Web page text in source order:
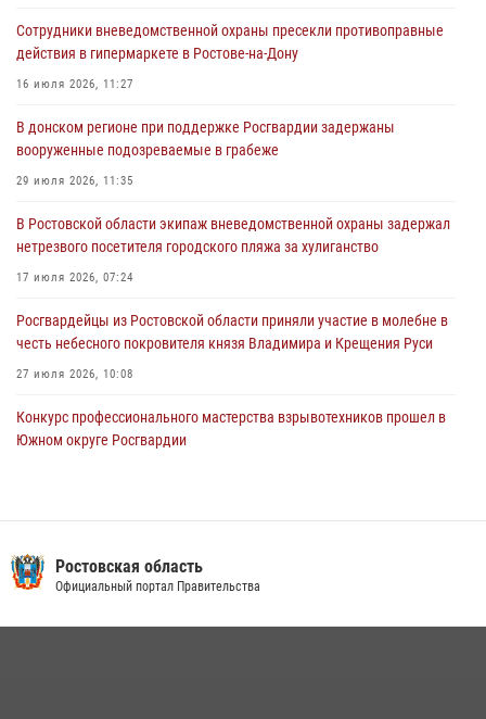
17 июля 2026, 07:24
Сотрудники вневедомственной охраны пресекли противоправные
16 июля 2026, 11:27
Конкурс профессионального мастерства взрывотехников прошел в
Сотрудники вневедомственной охраны пресекли противоправные
действия в гипермаркете в Ростове-на-Дону
16 июля 2026, 11:27
В донском регионе при поддержке Росгвардии задержаны
вооруженные подозреваемые в грабеже
29 июля 2026, 11:35
В Ростовской области экипаж вневедомственной охраны задержал
нетрезвого посетителя городского пляжа за хулиганство
17 июля 2026, 07:24
Росгвардейцы из Ростовской области приняли участие в молебне в
честь небесного покровителя князя Владимира и Крещения Руси
27 июля 2026, 10:08
Конкурс профессионального мастерства взрывотехников прошел в
Южном округе Росгвардии
продажи
13 июля 2026, 10:22
Ростовская область
Официальный портал Правительства